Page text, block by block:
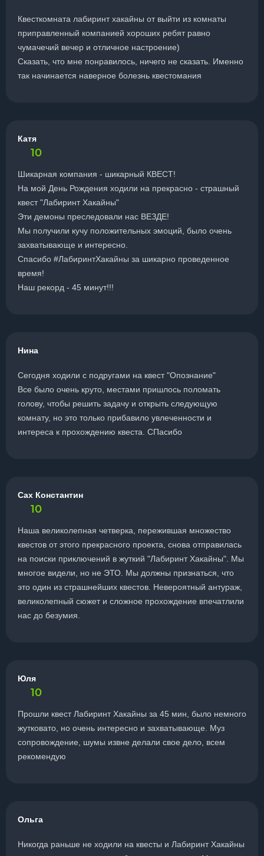
Квесткомната лабиринт хакайны от выйти из комнаты
приправленный компанией хороших ребят равно
чумачечий вечер и отличное настроение)
Сказать, что мне понравилось, ничего не сказать. Именно
так начинается наверное болезнь квестомания
Катя
10
Шикарная компания - шикарный КВЕСТ!
На мой День Рождения ходили на прекрасно - страшный
квест "Лабиринт Хакайны"
Эти демоны преследовали нас ВЕЗДЕ!
Мы получили кучу положительных эмоций, было очень
захватывающе и интересно.
Спасибо #ЛабиринтХакайны за шикарно проведенное
время!
Наш рекорд - 45 минут!!!
Нина
Сегодня ходили с подругами на квест "Опознание"
Все было очень круто, местами пришлось поломать
голову, чтобы решить задачу и открыть следующую
комнату, но это только прибавило увлеченности и
интереса к прохождению квеста. СПасибо
Сах Константин
10
Наша великолепная четверка, пережившая множество
квестов от этого прекрасного проекта, снова отправилась
на поиски приключений в жуткий "Лабиринт Хакайны". Мы
многое видели, но не ЭТО. Мы должны признаться, что
это один из страшнейших квестов. Невероятный антураж,
великолепный сюжет и сложное прохождение впечатлили
нас до безумия.
Юля
10
Прошли квест Лабиринт Хакайны за 45 мин, было немного
жутковато, но очень интересно и захватывающе. Муз
сопровождение, шумы извне делали свое дело, всем
рекомендую
Ольга
Никогда раньше не ходили на квесты и Лабиринт Хакайны